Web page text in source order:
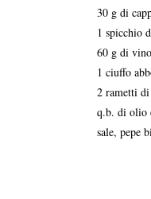
30 g di
1 spicchio
60 g di
1 ciuffo
2 rametti
q.b. di olio
sale, pepe